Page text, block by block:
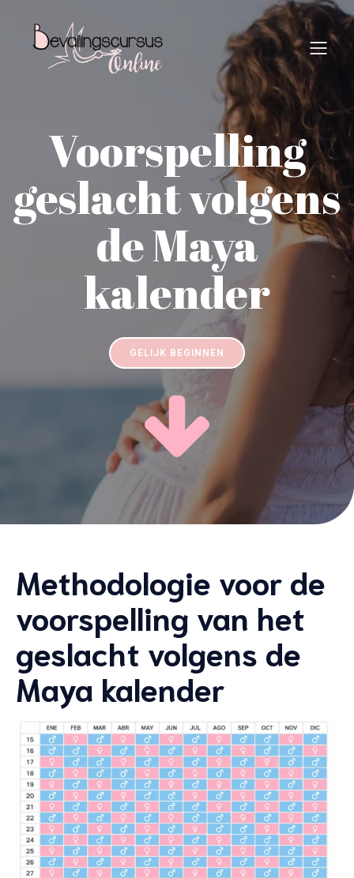
Voorspelling
geslacht volgens
de Maya
kalender
GELIJK BEGINNEN
Methodologie voor de
voorspelling van het
geslacht volgens de
Maya kalender